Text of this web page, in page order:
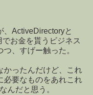
、ActiveDirectoryと
お金を貰うビジネス
、すげー触った。
かったんだけど、これ
必要なものをあれこれ
んだと思う。